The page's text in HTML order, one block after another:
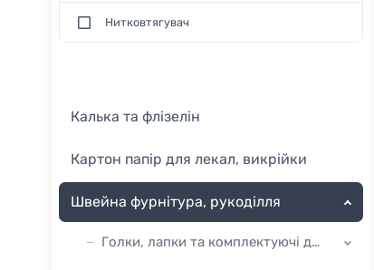
Нитковтягувач
Калька та флізелін
Картон папір для лекал, викрійки
Швейна фурнітура, рукоділля
Голки, лапки та комплектуючі до машин